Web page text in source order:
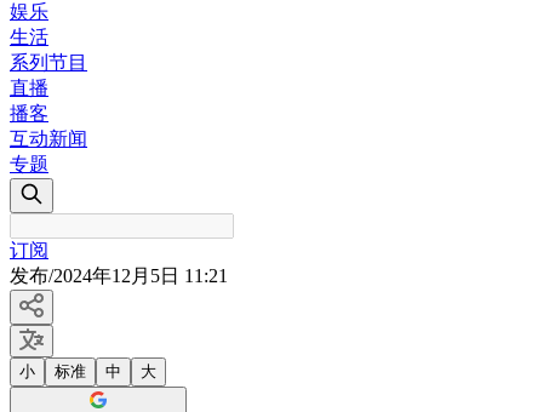
娱乐
生活
系列节目
直播
播客
互动新闻
专题
订阅
发布/2024年12月5日 11:21
小 标准 中 大